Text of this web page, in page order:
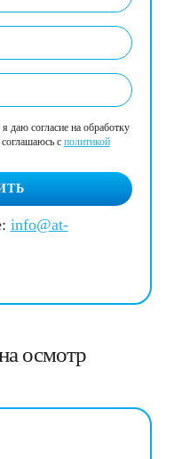
даю согласие на обработку
с политикой
info@at-
осмотр